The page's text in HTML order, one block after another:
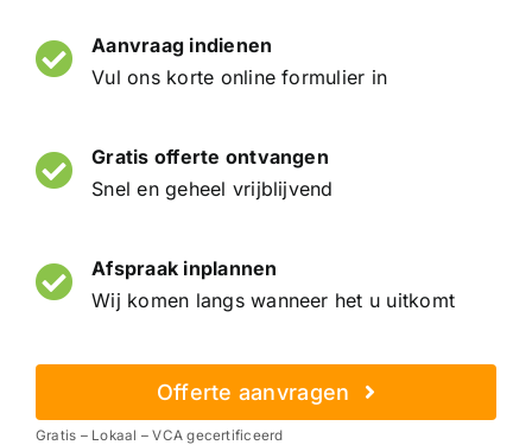
Aanvraag indienen
Vul ons korte online formulier in
Gratis offerte ontvangen
Snel en geheel vrijblijvend
Afspraak inplannen
Wij komen langs wanneer het u uitkomt
Offerte aanvragen
Gratis – Lokaal – VCA gecertificeerd